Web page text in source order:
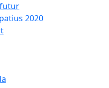
2020